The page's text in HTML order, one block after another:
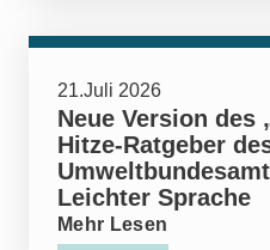
21.Juli 2026
Neue Version des
Hitze-Ratgeber
Leichter Sprache
Mehr Lesen